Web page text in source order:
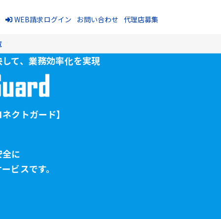
WEB請求ログイン お問い合わせ 代理店募集
て、 業務効率化を実現
クトガード】
に
ビスです。